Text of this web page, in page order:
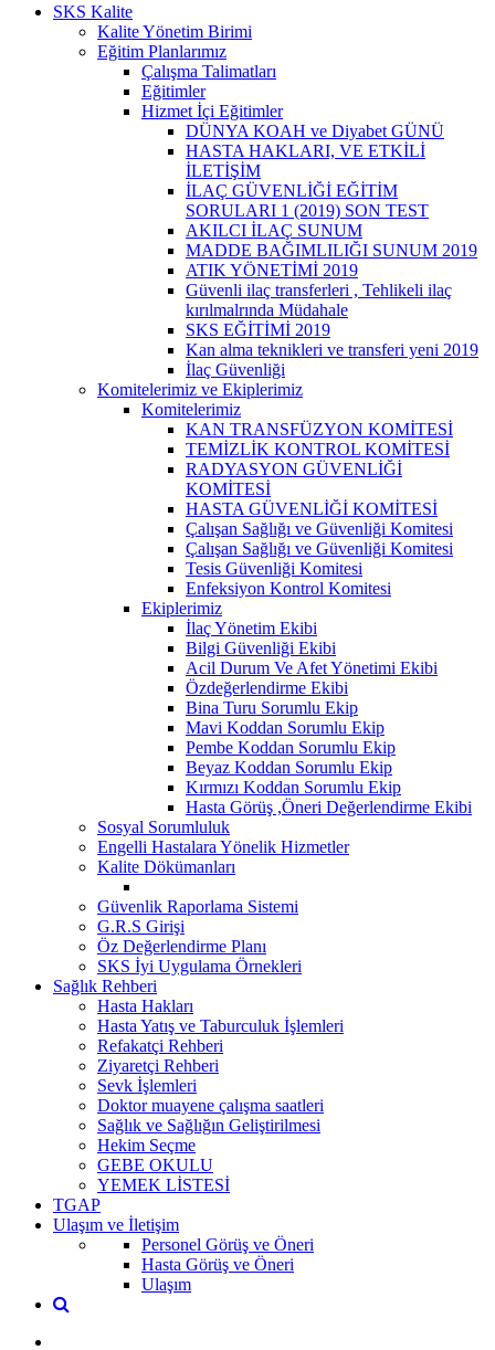
SKS Kalite
Kalite Yönetim Birimi
Eğitim Planlarımız
Çalışma Talimatları
Eğitimler
Hizmet İçi Eğitimler
DÜNYA KOAH ve Diyabet GÜNÜ
HASTA HAKLARI, VE ETKİLİ
İLETİŞİM
İLAÇ GÜVENLİĞİ EĞİTİM
SORULARI 1 (2019) SON TEST
AKILCI İLAÇ SUNUM
MADDE BAĞIMLILIĞI SUNUM 2019
ATIK YÖNETİMİ 2019
Güvenli ilaç transferleri , Tehlikeli ilaç
kırılmalrında Müdahale
SKS EĞİTİMİ 2019
Kan alma teknikleri ve transferi yeni 2019
İlaç Güvenliği
Komitelerimiz ve Ekiplerimiz
Komitelerimiz
KAN TRANSFÜZYON KOMİTESİ
TEMİZLİK KONTROL KOMİTESİ
RADYASYON GÜVENLİĞİ
KOMİTESİ
HASTA GÜVENLİĞİ KOMİTESİ
Çalışan Sağlığı ve Güvenliği Komitesi
Çalışan Sağlığı ve Güvenliği Komitesi
Tesis Güvenliği Komitesi
Enfeksiyon Kontrol Komitesi
Ekiplerimiz
İlaç Yönetim Ekibi
Bilgi Güvenliği Ekibi
Acil Durum Ve Afet Yönetimi Ekibi
Özdeğerlendirme Ekibi
Bina Turu Sorumlu Ekip
Mavi Koddan Sorumlu Ekip
Pembe Koddan Sorumlu Ekip
Beyaz Koddan Sorumlu Ekip
Kırmızı Koddan Sorumlu Ekip
Hasta Görüş ,Öneri Değerlendirme Ekibi
Sosyal Sorumluluk
Engelli Hastalara Yönelik Hizmetler
Kalite Dökümanları
Güvenlik Raporlama Sistemi
G.R.S Girişi
Öz Değerlendirme Planı
SKS İyi Uygulama Örnekleri
Sağlık Rehberi
Hasta Hakları
Hasta Yatış ve Taburculuk İşlemleri
Refakatçi Rehberi
Ziyaretçi Rehberi
Sevk İşlemleri
Doktor muayene çalışma saatleri
Sağlık ve Sağlığın Geliştirilmesi
Hekim Seçme
GEBE OKULU
YEMEK LİSTESİ
TGAP
Ulaşım ve İletişim
Personel Görüş ve Öneri
Hasta Görüş ve Öneri
Ulaşım